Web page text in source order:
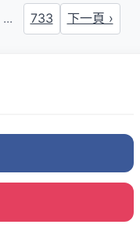
... 733 下一頁 ›